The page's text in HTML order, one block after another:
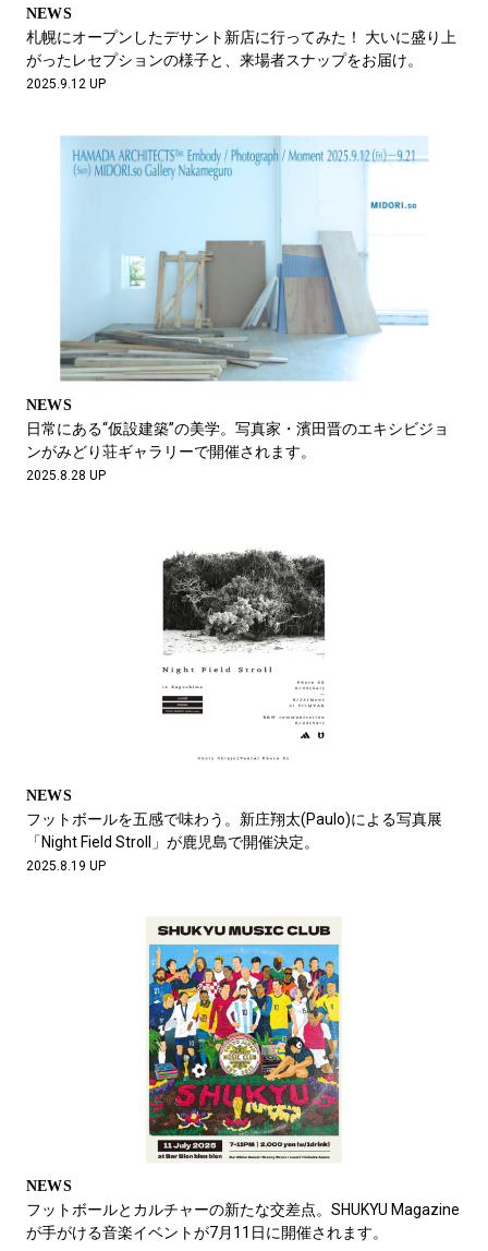
NEWS
札幌にオープンしたデサント新店に行ってみた！ 大いに盛り上
がったレセプションの様子と、来場者スナップをお届け。
2025.9.12 UP
NEWS
日常にある“仮設建築”の美学。写真家・濱田晋のエキシビジョ
ンがみどり荘ギャラリーで開催されます。
2025.8.28 UP
NEWS
フットボールを五感で味わう。新庄翔太(Paulo)による写真展
「Night Field Stroll」が鹿児島で開催決定。
2025.8.19 UP
NEWS
フットボールとカルチャーの新たな交差点。SHUKYU Magazine
が手がける音楽イベントが7月11日に開催されます。